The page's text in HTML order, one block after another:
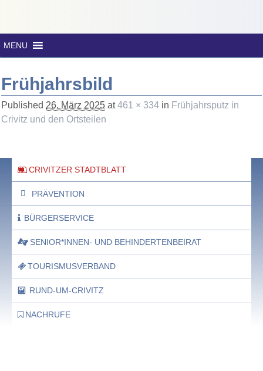
MENU
Frühjahrsbild
Published 26. März 2025 at461 × 334 in Frühjahrsputz in
Crivitz und den Ortsteilen
CRIVITZER STADTBLATT
PRÄVENTION
BÜRGERSERVICE
SENIOR*INNEN- UND BEHINDERTENBEIRAT
TOURISMUSVERBAND
RUND-UM-CRIVITZ
NACHRUFE